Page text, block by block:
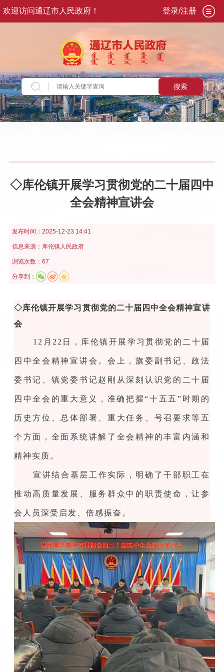
欢迎访问通辽市人民政府！ 登录/注册
搜索
当前位置：首页>专题专栏>学习贯彻党的二十
◇库伦镇开展学习贯彻党的二十届四中
全会精神宣讲会
发布时间： 2025-12-23 14:41
信息来源： 库伦镇人民政府
浏览次数：67
分享到：
◇库伦镇开展学习贯彻党的二十届四中全会精神宣讲
会
12月22日，库伦镇开展学习贯彻党的二十届
四中全会精神宣讲会。会上，旗委副书记、政法
委书记、镇党委书记赵刚从深刻认识党的二十届
四中全会的重大意义，准确把握“十五五”时期的
历史方位、总体部署、重大任务、号召要求等五
个方面，全面系统讲解了全会精神的丰富内涵和
精神实质。
宣讲结合基层工作实际，明确了干部职工在
推动高质量发展、服务群众中的职责使命，让参
会人员深受启发、倍感振奋。